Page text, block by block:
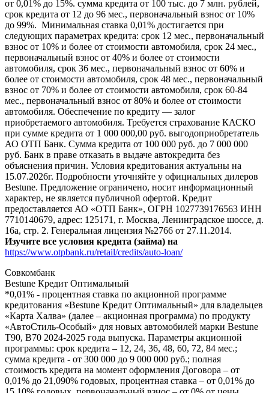
от 0,01% до 15%. сумма кредита от 100 тыс. до 7 млн. рублей,
срок кредита от 12 до 96 мес., первоначальный взнос от 10%
до 99%. Минимальная ставка 0,01% достигается при
следующих параметрах кредита: срок 12 мес., первоначальный
взнос от 10% и более от стоимости автомобиля, срок 24 мес.,
первоначальный взнос от 40% и более от стоимости
автомобиля, срок 36 мес., первоначальный взнос от 60% и
более от стоимости автомобиля, срок 48 мес., первоначальный
взнос от 70% и более от стоимости автомобиля, срок 60-84
мес., первоначальный взнос от 80% и более от стоимости
автомобиля. Обеспечение по кредиту — залог
приобретаемого автомобиля. Требуется страхование КАСКО
при сумме кредита от 1 000 000,00 руб. выгодоприобретатель
АО ОТП Банк. Сумма кредита от 100 000 руб. до 7 000 000
руб. Банк в праве отказать в выдаче автокредита без
объяснения причин. Условия кредитования актуальны на
15.07.2026г. Подробности уточняйте у официальных дилеров
Bestune. Предложение ограничено, носит информационный
характер, не является публичной офертой. Кредит
предоставляется АО «ОТП Банк», ОГРН 1027739176563 ИНН
7710140679, адрес: 125171, г. Москва, Ленинградское шоссе, д.
16а, стр. 2. Генеральная лицензия №2766 от 27.11.2014.
Изучите все условия кредита (займа) на
https://www.otpbank.ru/retail/credits/auto-loan/
Совкомбанк
Bestune Кредит Оптимальный
*0,01% - процентная ставка по акционной программе
кредитования «Bestune Кредит Оптимальный» для владельцев
«Карта Халва» (далее – акционная программа) по продукту
«АвтоСтиль-Особый» для новых автомобилей марки Bestune
T90, B70 2024-2025 года выпуска. Параметры акционной
программы: срок кредита – 12, 24, 36, 48, 60, 72, 84 мес.;
сумма кредита - от 300 000 до 9 000 000 руб.; полная
стоимость кредита на момент оформления Договора – от
0,01% до 21,090% годовых, процентная ставка – от 0,01% до